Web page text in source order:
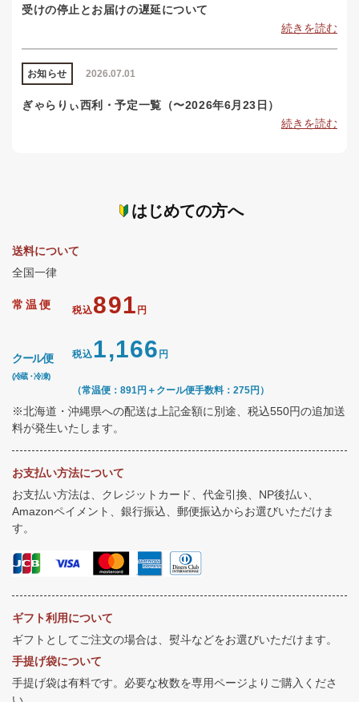
受けの停止とお届けの遅延について
続きを読む
2026.07.01
お知らせ
ぎゃらりぃ西利・予定一覧（〜2026年6月23日）
続きを読む
はじめての方へ
送料について
全国一律
常温便 税込891 円
クール便
(冷蔵・冷凍)
税込1,166 円
（常温便：891円＋クール便手数料：275円）
※北海道・沖縄県への配送は上記金額に別途、税込550円の追加送
料が発生いたします。
お支払い方法について
お支払い方法は、クレジットカード、代金引換、NP後払い、
Amazonペイメント、銀行振込、郵便振込からお選びいただけま
す。
ギフト利用について
ギフトとしてご注文の場合は、熨斗などをお選びいただけます。
手提げ袋について
手提げ袋は有料です。必要な枚数を専用ページよりご購入くださ